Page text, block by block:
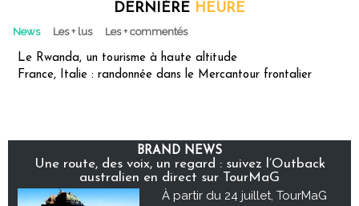
DERNIÈRE HEURE
News Les + lus Les + commentés
Le Rwanda, un tourisme à haute altitude
France, Italie : randonnée dans le Mercantour frontalier
BRAND NEWS
Une route, des voix, un regard : suivez l’Outback
australien en direct sur TourMaG
À partir du 24 juillet, TourMaG